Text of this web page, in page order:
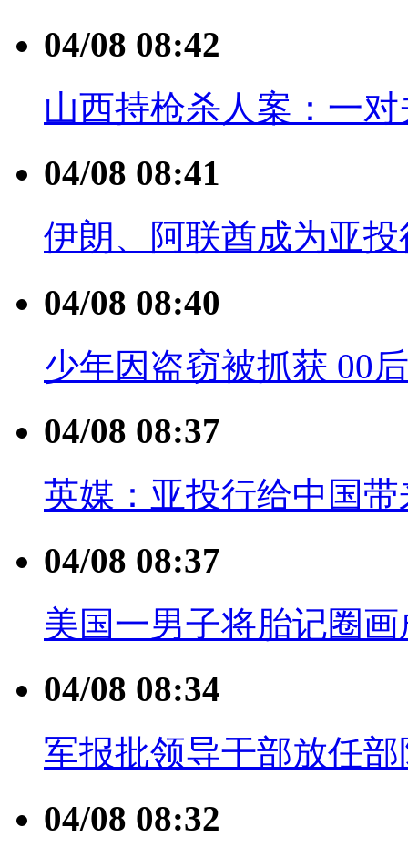
04/08 08:42
山西持枪杀人案：一
04/08 08:41
伊朗、阿联酋成为亚
04/08 08:40
少年因盗窃被抓获 00
04/08 08:37
英媒：亚投行给中国
04/08 08:37
美国一男子将胎记圈
04/08 08:34
军报批领导干部放任
04/08 08:32